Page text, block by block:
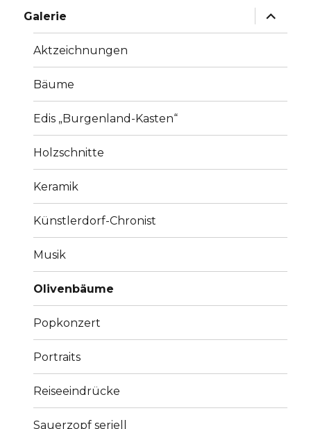
Galerie
Aktzeichnungen
Bäume
Edis „Burgenland-Kasten“
Holzschnitte
Keramik
Künstlerdorf-Chronist
Musik
Olivenbäume
Popkonzert
Portraits
Reiseeindrücke
Sauerzopf seriell